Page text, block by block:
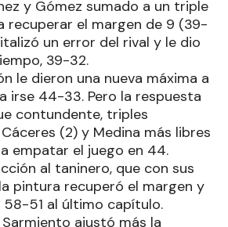
y Gómez sumado a un triple
recuperar el margen de 9 (39-
un error del rival y le dio
39-32.
le dieron una nueva máxima a
irse 44-33. Pero la respuesta
contundente, triples
(2) y Medina más libres
empatar el juego en 44.
al taninero, que con sus
pintura recuperó el margen y
58-51 al último capítulo.
ajustó más la